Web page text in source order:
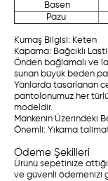
Basen
Pazu
Kumaş Bilgisi: Keten
Kapama: Bağcıklı
Önden bağlamalı ve
sunan büyük beden
Yanlarda tasarlanan
pantolonumuz her
modeldir.
Mankenin Üzerindeki
Önemli: Yıkama
Ödeme Şekilleri
Ürünü sepetinize
ve güvenli ödemenizi